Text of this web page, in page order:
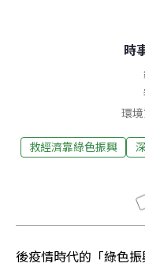
時
環
救經濟靠綠色振興
後疫情時代的「綠色